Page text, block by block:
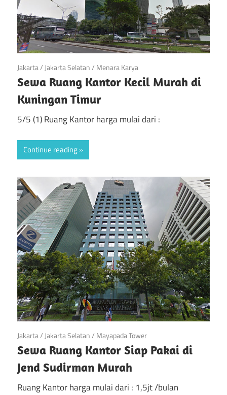
April 21, 2019
Jakarta/ Jakarta Selatan/ Menara Karya
Sewa Ruang Kantor Kecil Murah di
Kuningan Timur
5/5 (1) Ruang Kantor harga mulai dari :
Continue reading
April 21, 2019
Jakarta/ Jakarta Selatan/ Mayapada Tower
Sewa Ruang Kantor Siap Pakai di
Jend Sudirman Murah
Ruang Kantor harga mulai dari : 1,5jt /bulan